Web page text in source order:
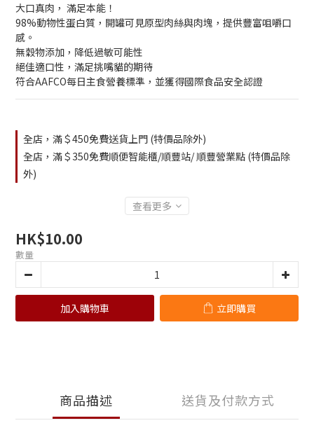
大口真肉， 滿足本能！
98%動物性蛋白質，開罐可見原型肉絲與肉塊，提供豐富咀嚼口
感。
無穀物添加，降低過敏可能性
絕佳適口性，滿足挑嘴貓的期待
符合AAFCO每日主食營養標準，並獲得國際食品安全認證
全店，滿＄450免費送貨上門 (特價品除外)
全店，滿＄350免費順便智能櫃/順豐站/ 順豐營業點 (特價品除
外)
查看更多
HK$10.00
數量
加入購物車 立即購買
商品描述 送貨及付款方式